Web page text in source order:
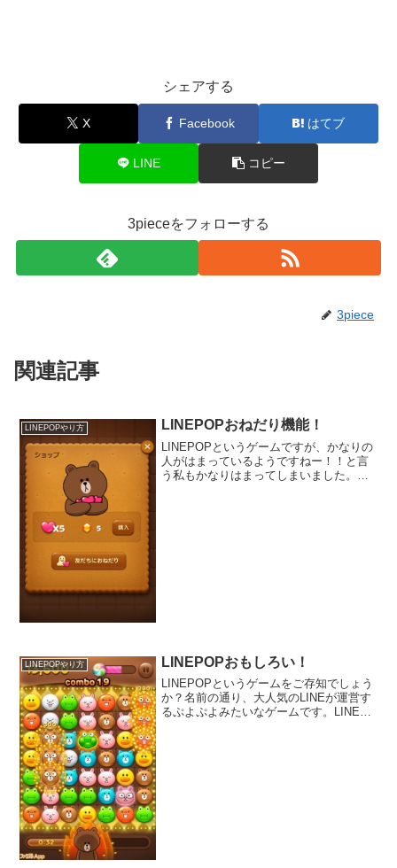
シェアする
X Facebook はてブ
LINE コピー
3pieceをフォローする
3piece
関連記事
LINEPOPやり方 LINEPOPおねだり機能！
LINEPOPというゲームですが、かなりの
人がはまっているようですねー！！と言
う私もかなりはまってしまいました。以
LINEPOPやり方 LINEPOPおもしろい！
LINEPOPというゲームをご存知でしょう
か？名前の通り、大人気のLINEが運営す
るぷよぷよみたいなゲームです。LINEを